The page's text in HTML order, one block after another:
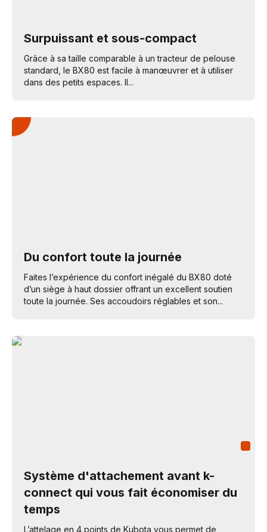
Surpuissant et sous-compact
Grâce à sa taille comparable à un tracteur de pelouse
standard, le BX80 est facile à manœuvrer et à utiliser
dans des petits espaces. Il...
Du confort toute la journée
Faites l’expérience du confort inégalé du BX80 doté
d’un siège à haut dossier offrant un excellent soutien
toute la journée. Ses accoudoirs réglables et son...
Système d'attachement avant k-
connect qui vous fait économiser du
temps
L’attelage en 4 points de Kubota vous permet de